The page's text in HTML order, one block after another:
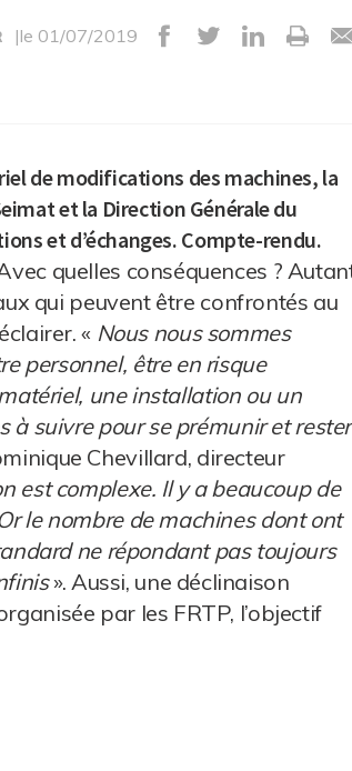
|le 01/07/2019
de modifications des machines, la
et la Direction Générale du
et d’échanges. Compte-rendu.
quelles conséquences ?
qui peuvent être confrontés au
« Nous nous sommes
personnel, être en risque
une installation ou un
à suivre pour se prémunir et rester
Chevillard, directeur
est complexe. Il y a beaucoup de
le nombre de machines dont ont
ne répondant pas toujours
». Aussi, une déclinaison
par les FRTP, l’objectif